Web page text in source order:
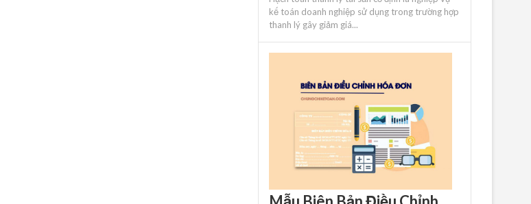
kế toán doanh nghiệp sử dụng trong trường hợp
thanh lý gây giảm giá...